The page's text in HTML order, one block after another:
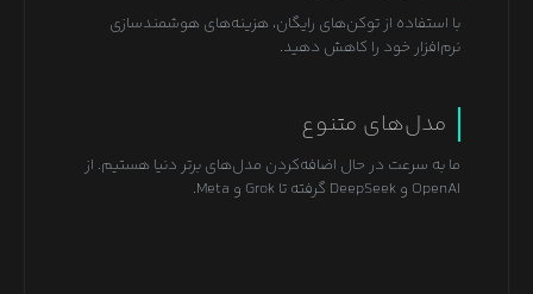
با استفاده از توکن‌های رایگان، هزینه‌های هوشمندسازی
نرم‌افزار خود را کاهش دهید.
مدل‌های متنوع
ما به سرعت در حال اضافه‌کردن مدل‌های برتر دنیا هستیم. از
OpenAI و DeepSeek گرفته تا Grok و Meta.